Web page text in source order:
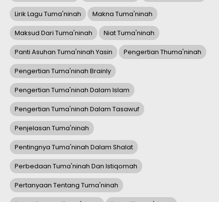
Lirik Lagu Tuma'ninah Makna Tuma'ninah
Maksud Dari Tuma'ninah Niat Tuma'ninah
Panti Asuhan Tuma'ninah Yasin Pengertian Thuma'ninah
Pengertian Tuma'ninah Brainly
Pengertian Tuma'ninah Dalam Islam
Pengertian Tuma'ninah Dalam Tasawuf
Penjelasan Tuma'ninah
Pentingnya Tuma'ninah Dalam Shalat
Perbedaan Tuma'ninah Dan Istiqomah
Pertanyaan Tentang Tuma'ninah